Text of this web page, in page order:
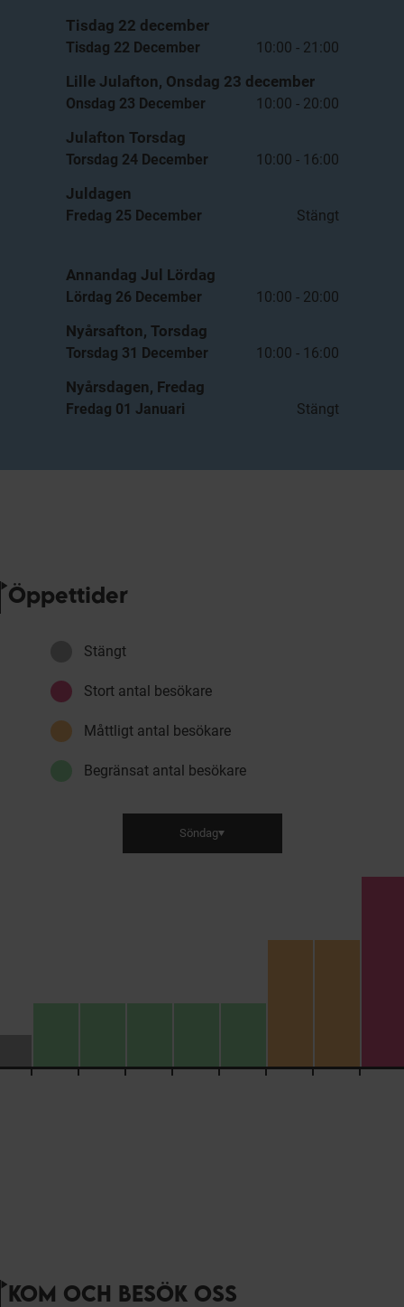
Tisdag 22 december
Tisdag 22 December 10:00 - 21:00
Lille Julafton, Onsdag 23 december
Onsdag 23 December 10:00 - 20:00
Julafton Torsdag
Torsdag 24 December 10:00 - 16:00
Juldagen
Fredag 25 December Stängt
Annandag Jul Lördag
Lördag 26 December 10:00 - 20:00
Nyårsafton, Torsdag
Torsdag 31 December 10:00 - 16:00
Nyårsdagen, Fredag
Fredag 01 Januari Stängt
Öppettider
Stängt
Stort antal besökare
Måttligt antal besökare
Begränsat antal besökare
Söndag
KOM OCH BESÖK OSS